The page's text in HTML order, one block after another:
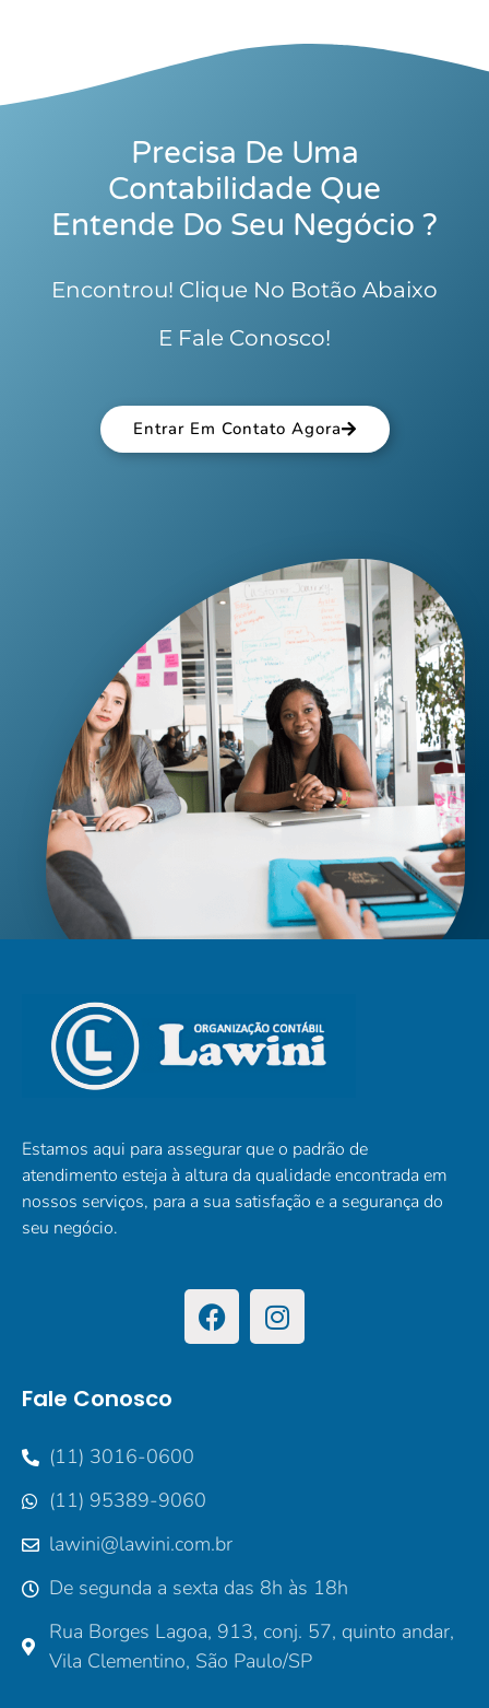
Precisa De Uma
Contabilidade Que
Entende Do Seu Negócio ?
Encontrou! Clique No Botão Abaixo
E Fale Conosco!
Entrar Em Contato Agora
Estamos aqui para assegurar que o padrão de
atendimento esteja à altura da qualidade encontrada em
nossos serviços, para a sua satisfação e a segurança do
seu negócio.
Fale Conosco
(11) 3016-0600
(11) 95389-9060
lawini@lawini.com.br
De segunda a sexta das 8h às 18h
Rua Borges Lagoa, 913, conj. 57, quinto andar,
Vila Clementino, São Paulo/SP